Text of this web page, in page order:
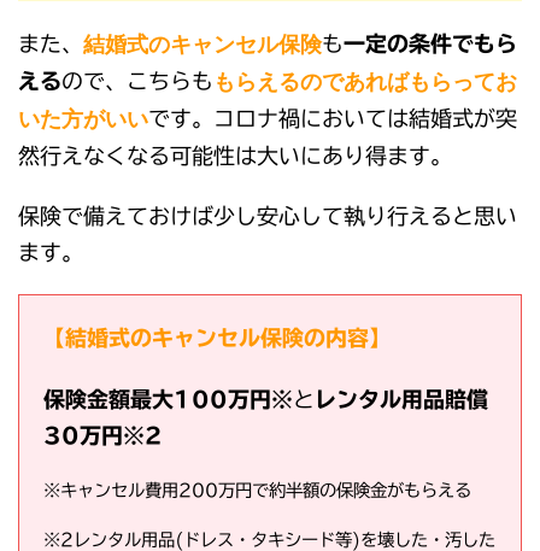
また、 結婚式のキャンセル保険も一定の条件でもら
えるので、こちらも もらえるのであればもらってお
いた方がいいです。コロナ禍においては結婚式が突
然行えなくなる可能性は大いにあり得ます。
保険で備えておけば少し安心して執り行えると思い
ます。
【結婚式のキャンセル保険の内容】
保険金額最大100万円※と レンタル用品賠償
30万円※2
※キャンセル費用200万円で約半額の保険金がもらえる
※2レンタル用品(ドレス・タキシード等)を壊した・汚した